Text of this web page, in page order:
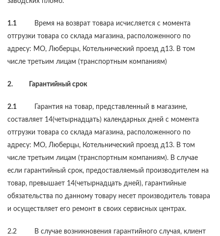
1.1 Время на возврат товара исчисляется с момента
отгрузки товара со склада магазина, расположенного по
адресу: МО, Люберцы, Котельнический проезд д13. В том
числе третьим лицам (транспортным компаниям)
2. Гарантийный срок
2.1 Гарантия на товар, представленный в магазине,
составляет 14(четырнадцать) календарных дней с момента
отгрузки товара со склада магазина, расположенного по
адресу: МО, Люберцы, Котельнический проезд д13. В том
числе третьим лицам (транспортным компаниям). В случае
если гарантийный срок, предоставляемый производителем на
товар, превышает 14(четырнадцать дней), гарантийные
обязательства по данному товару несет производитель товара
и осуществляет его ремонт в своих сервисных центрах.
2.2 В случае возникновения гарантийного случая, клиент